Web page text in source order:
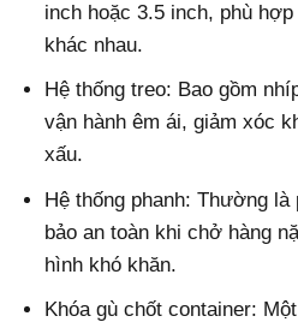
inch hoặc 3.5 inch, phù
khác nhau.
Hệ thống treo: Bao gồm
vận hành êm ái, giảm xóc
xấu.
Hệ thống phanh: Thường
bảo an toàn khi chở hàng
hình khó khăn.
Khóa gù chốt container: